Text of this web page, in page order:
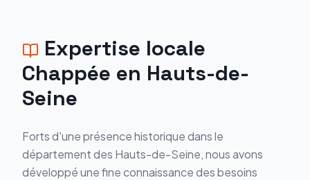
Expertise locale
Chappée en Hauts-de-
Seine
Forts d'une présence historique dans le
département des Hauts-de-Seine, nous avons
développé une fine connaissance des besoins